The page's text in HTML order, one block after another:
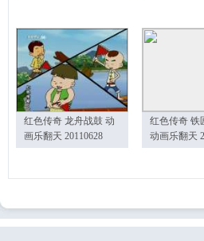
红色传奇 龙舟战鼓 动
画乐翻天 20110628
红色传奇 铁
动画乐翻天